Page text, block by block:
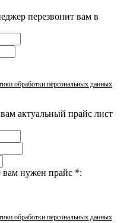
перезвонит вам в
обработки персональных данных
актуальный прайс лист
вам нужен прайс *:
обработки персональных данных